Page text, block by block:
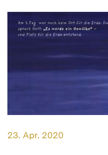
Datum:
23. Apr. 2020